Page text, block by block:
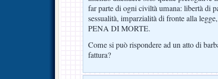
far parte di ogni civiltà umana: libertà di
sessualità, imparzialità di fronte alla
PENA DI MORTE.
Come si può rispondere ad un atto di
fattura?